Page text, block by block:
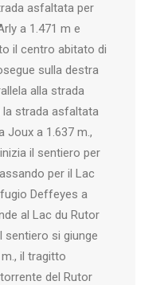
asfaltata per
a 1.471 m e
il centro abitato di
sulla destra
alla strada
la strada asfaltata
Joux a 1.637 m.,
il sentiero per
per il Lac
Deffeyes a
al Lac du Rutor
sentiero si giunge
il tragitto
del Rutor